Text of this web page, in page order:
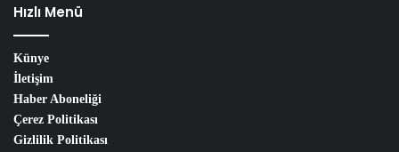
Hızlı Menü
Künye
İletişim
Haber Aboneliği
Çerez Politikası
Gizlilik Politikası